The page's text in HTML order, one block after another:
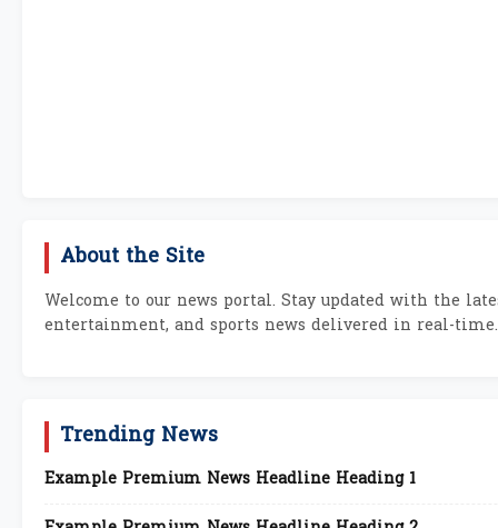
About the Site
Welcome to our news portal. Stay updated with the
entertainment, and sports news delivered in real-time.
Trending News
Example Premium News Headline Heading 1